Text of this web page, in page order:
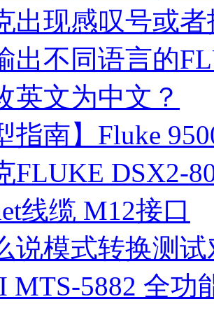
出现感叹号或
出不同语言的
英文为中文？
指南】Fluke
FLUKE DSX2-
线缆 M12接口
说模式转换测
MTS-5882 全功